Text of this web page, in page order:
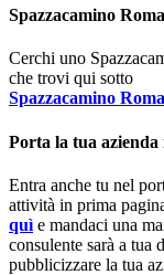
Spazzacamino Roma
Cerchi uno
che trovi qui sotto
Spazzacamino Roma
Porta la tua
Entra anche tu nel
attività in prima
quì e mandaci una
consulente sarà a tua
pubblicizzare la tua